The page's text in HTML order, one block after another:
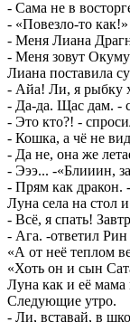
- Сама не в
- «Повезло-то
- Меня Лиана
- Меня зовут
Лиана поставила
- Айа! Ли, я рыбку
- Да-да. Щас дам. -
- Это кто?! -
- Кошка, а чё не
- Да не, она же
- Эээ... -«Блииин,
- Прям как дракон.
Луна села на стол
- Всё, я спать!
- Ага. -ответил Рин
«А от неё теплом
«Хоть он и сын
Луна как и её мама
Следующие утро.
- Ли, вставай, в